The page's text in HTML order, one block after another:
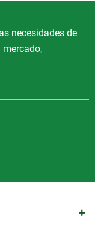
necesidades de